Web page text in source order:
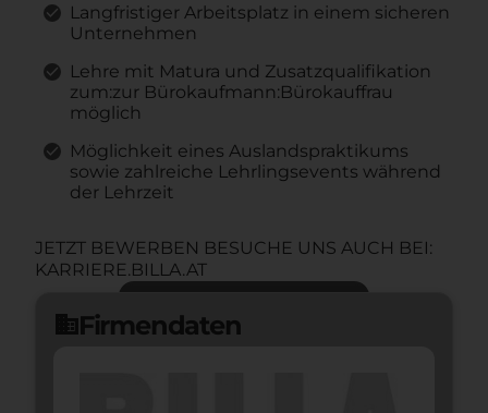
Langfristiger Arbeitsplatz in einem sicheren
Unternehmen
Lehre mit Matura und Zusatzqualifikation
zum:zur Bürokaufmann:Bürokauffrau
möglich
Möglichkeit eines Auslandspraktikums
sowie zahlreiche Lehrlingsevents während
der Lehrzeit
JETZT BEWERBEN BESUCHE UNS AUCH BEI:
KARRIERE.BILLA.AT
domainFirmendaten